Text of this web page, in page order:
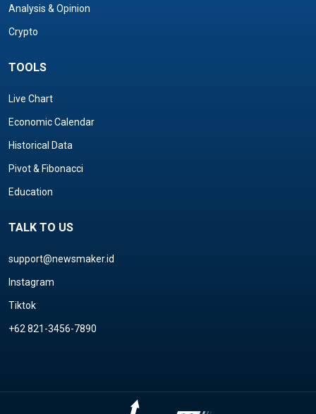
Analysis & Opinion
Crypto
TOOLS
Live Chart
Economic Calendar
Historical Data
Pivot & Fibonacci
Education
TALK TO US
support@newsmaker.id
Instagram
Tiktok
+62 821-3456-7890